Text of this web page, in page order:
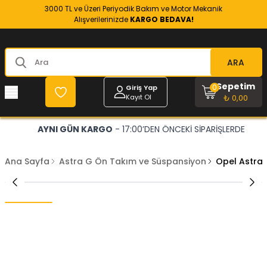
3000 TL ve Üzeri Periyodik Bakım ve Motor Mekanik
Alışverilerinizde KARGO BEDAVA!
ARA
Giriş Yap
Kayıt Ol
Sepetim
₺ 0,00
0
AYNI GÜN KARGO - 17:00’DEN ÖNCEKİ SİPARİŞLERDE
Ana Sayfa Astra G Ön Takım ve Süspansiyon Opel Astra